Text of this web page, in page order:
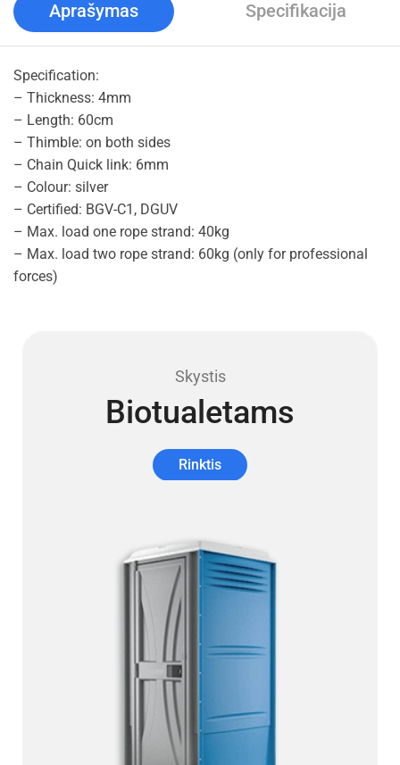
Aprašymas Specifikacija
Specification:
– Thickness: 4mm
– Length: 60cm
– Thimble: on both sides
– Chain Quick link: 6mm
– Colour: silver
– Certified: BGV-C1, DGUV
– Max. load one rope strand: 40kg
– Max. load two rope strand: 60kg (only for professional
forces)
Skystis
Biotualetams
Rinktis